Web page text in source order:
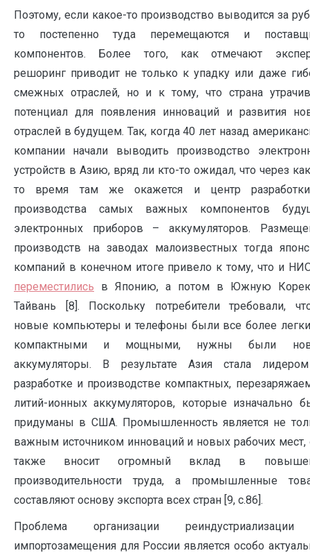
Поэтому, если какое-то производство выводится за
то постепенно туда перемещаются и
компонентов. Более того, как отмечают
решоринг приводит не только к упадку или даже
смежных отраслей, но и к тому, что страна
потенциал для появления инноваций и развития
отраслей в будущем. Так, когда 40 лет назад
компании начали выводить производство
устройств в Азию, вряд ли кто-то ожидал, что через
то время там же окажется и центр
производства самых важных компонентов
электронных приборов – аккумуляторов.
производств на заводах малоизвестных тогда
компаний в конечном итоге привело к тому, что и
переместились в Японию, а потом в Южную
Тайвань [8]. Поскольку потребители требовали,
новые компьютеры и телефоны были все более
компактными и мощными, нужны были
аккумуляторы. В результате Азия стала
разработке и производстве компактных,
литий-ионных аккумуляторов, которые изначально
придуманы в США. Промышленность является не
важным источником инноваций и новых рабочих мест,
также вносит огромный вклад в
производительности труда, а промышленные
составляют основу экспорта всех стран [9, c.86].
Проблема организации
импортозамещения для России является особо